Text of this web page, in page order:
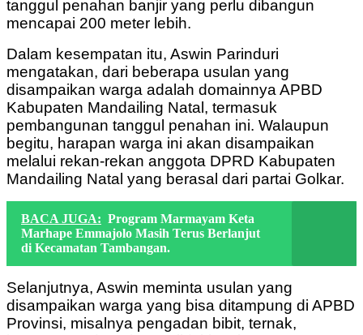
tanggul penahan banjir yang perlu dibangun
mencapai 200 meter lebih.
Dalam kesempatan itu, Aswin Parinduri
mengatakan, dari beberapa usulan yang
disampaikan warga adalah domainnya APBD
Kabupaten Mandailing Natal, termasuk
pembangunan tanggul penahan ini. Walaupun
begitu, harapan warga ini akan disampaikan
melalui rekan-rekan anggota DPRD Kabupaten
Mandailing Natal yang berasal dari partai Golkar.
BACA JUGA: Program Marmayam Keta
Marhape Emmajolo Masih Terus Berlanjut
di Kecamatan Tambangan.
Selanjutnya, Aswin meminta usulan yang
disampaikan warga yang bisa ditampung di APBD
Provinsi, misalnya pengadan bibit, ternak,